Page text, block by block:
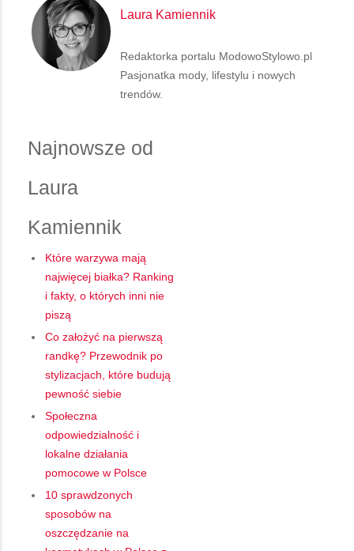
Laura Kamiennik
Redaktorka portalu ModowoStylowo.pl
Pasjonatka mody, lifestylu i nowych
trendów.
Najnowsze od
Laura
Kamiennik
Które warzywa mają
najwięcej białka? Ranking
i fakty, o których inni nie
piszą
Co założyć na pierwszą
randkę? Przewodnik po
stylizacjach, które budują
pewność siebie
Społeczna
odpowiedzialność i
lokalne działania
pomocowe w Polsce
10 sprawdzonych
sposobów na
oszczędzanie na